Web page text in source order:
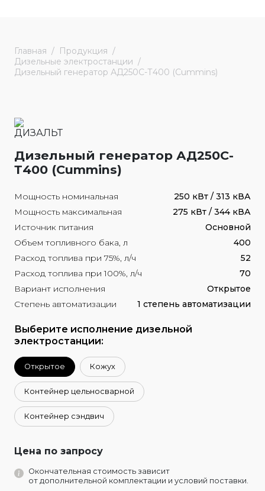
Главная
Продукция
Дизельные электростанции
Дизельный генератор АД250С-Т400 (Cummins)
Дизельный генератор АД250С-
Т400 (Cummins)
Мощность номинальная
250 кВт / 313 кВА
Мощность максимальная
275 кВт / 344 кВА
Источник питания
Основной
Объем топливного бака, л
400
Расход топлива при 75%, л/ч
52
Расход топлива при 100%, л/ч
70
Вариант исполнения
Открытое
Степень автоматизации
1 степень автоматизации
Выберите исполнение дизельной
электростанции:
Открытое Кожух
Контейнер цельносварной
Контейнер сэндвич
Цена по запросу
Окончательная стоимость зависит
от дополнительной комплектации и условий поставки.